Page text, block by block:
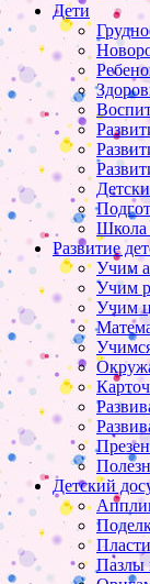
Дети
Школа
Развитие
Учим
Учим
Учим
Детский
Пазлы